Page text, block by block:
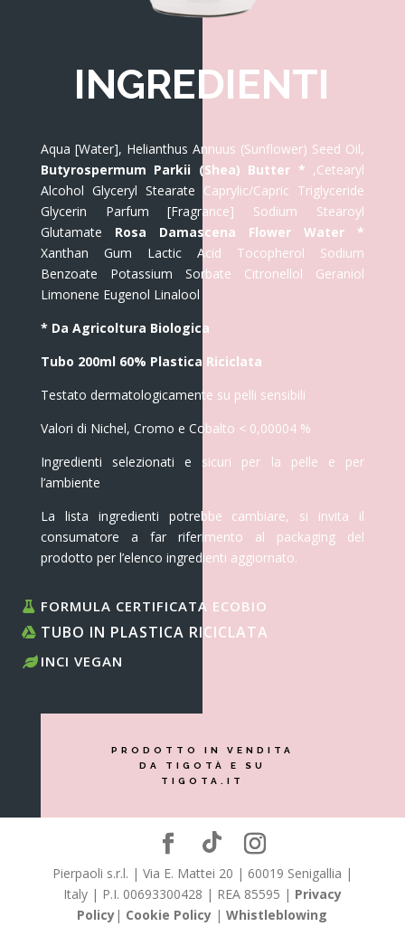
INGREDIENTI
Aqua [Water], Helianthus Annuus (Sunflower) Seed Oil,
Butyrospermum Parkii (Shea) Butter * ,Cetearyl
Alcohol Glyceryl Stearate Caprylic/Capric Triglyceride
Glycerin Parfum [Fragrance] Sodium Stearoyl
Glutamate Rosa Damascena Flower Water *
Xanthan Gum Lactic Acid Tocopherol Sodium
Benzoate Potassium Sorbate Citronellol Geraniol
Limonene Eugenol Linalool
* Da Agricoltura Biologica
Tubo 200ml 60% Plastica Riciclata
Testato dermatologicamente su pelli sensibili
Valori di Nichel, Cromo e Cobalto < 0,00004 %
Ingredienti selezionati e sicuri per la pelle e per
l’ambiente
La lista ingredienti potrebbe cambiare, si invita il
consumatore a far riferimento al packaging del
prodotto per l’elenco ingredienti aggiornato.
FORMULA CERTIFICATA ECOBIO
TUBO IN PLASTICA RICICLATA
INCI VEGAN
PRODOTTO IN VENDITA
DA TIGOTÀ E SU
TIGOTA.IT
Pierpaoli s.r.l. | Via E. Mattei 20 | 60019 Senigallia |
Italy | P.I. 00693300428 | REA 85595 | Privacy
Policy| Cookie Policy |Whistleblowing